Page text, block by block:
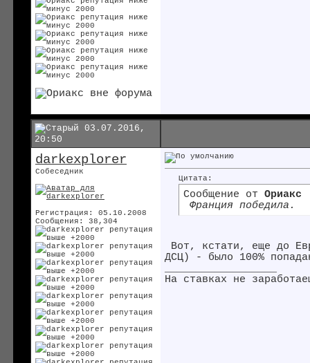
03.07.2016,
20:50
darkexplorer
Собеседник
Регистрация: 05.10.2008
Сообщения: 38,304
Цитата:
Сообщение от Ориакс
Франция победила.
Вот, кстати, еще до
ДСЦ) - было 100%
На ставках не